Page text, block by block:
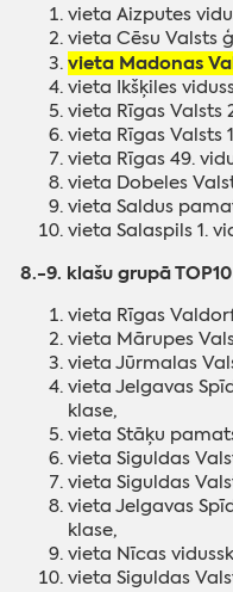
vieta Aizputes
vieta Cēsu Valsts
vieta Madonas
vieta Ikšķiles
vieta Rīgas Valsts
vieta Rīgas Valsts
vieta Rīgas 49.
vieta Dobeles
vieta Saldus
vieta Salaspils 1.
8.-9. klašu grupā
vieta Rīgas
vieta Mārupes
vieta Jūrmalas
vieta Jelgavas
klase,
vieta Stāķu
vieta Siguldas
vieta Siguldas
vieta Jelgavas
klase,
vieta Nīcas
vieta Siguldas